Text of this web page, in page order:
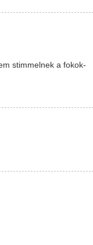
stimmelnek a fokok-